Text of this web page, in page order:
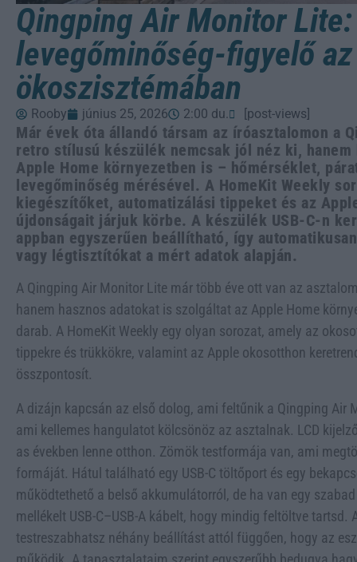
Qingping Air Monitor
levegőminőség-figyelő
ökoszisztémában
Rooby június 25, 2026 2:00 du. [post-views]
Már évek óta állandó társam az íróasztalomon a
retro stílusú készülék nemcsak jól néz ki, hanem
Apple Home környezetben is – hőmérséklet,
levegőminőség mérésével. A HomeKit Weekly
kiegészítőket, automatizálási tippeket és az
újdonságait járjuk körbe. A készülék USB-C-n
appban egyszerűen beállítható, így
vagy légtisztítókat a mért adatok alapján.
A Qingping Air Monitor Lite már több éve ott van az
hanem hasznos adatokat is szolgáltat az Apple Home
darab. A HomeKit Weekly egy olyan sorozat, amely az
tippekre és trükkökre, valamint az Apple okosotthon
összpontosít.
A dizájn kapcsán az első dolog, ami feltűnik a Qingping Air
ami kellemes hangulatot kölcsönöz az asztalnak. LCD
as években lenne otthon. Zömök testformája van, ami
formáját. Hátul található egy USB-C töltőport és egy
működtethető a belső akkumulátorról, de ha van egy
mellékelt USB-C–USB-A kábelt, hogy mindig feltöltve tartsd.
testreszabhatsz néhány beállítást attól függően, hogy az